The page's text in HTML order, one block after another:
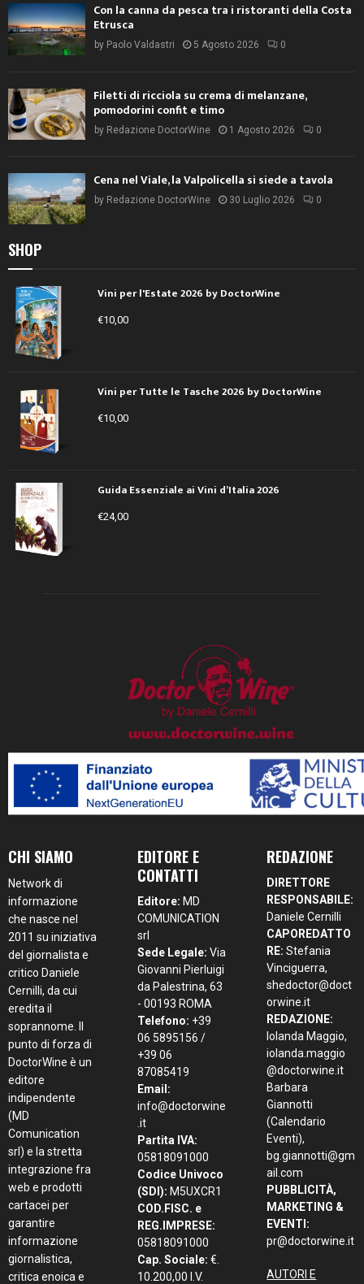
Con la canna da pesca tra i ristoranti della Costa
Etrusca
by Paolo Valdastri 5 Agosto 2026 0
Filetti di ricciola su crema di melanzane,
pomodorini confit e timo
by Redazione DoctorWine 1 Agosto 2026 0
Cena nel Viale, la Valpolicella si siede a tavola
by Redazione DoctorWine 30 Luglio 2026 0
SHOP
Vini per l'Estate 2026 by DoctorWine
€10,00
Vini per Tutte le Tasche 2026 by DoctorWine
€10,00
Guida Essenziale ai Vini d’Italia 2026
€24,00
CHI SIAMO
Network di
informazione
che nasce nel
2011 su iniziativa
del giornalista e
critico Daniele
Cernilli, da cui
eredita il
soprannome. Il
punto di forza di
DoctorWine è un
editore
indipendente
(MD
Comunication
srl) e la stretta
integrazione fra
web e prodotti
cartacei per
garantire
informazione
giornalistica,
critica enoica e
EDITORE E
CONTATTI
Editore: MD
COMUNICATION
srl
Sede Legale: Via
Giovanni Pierluigi
da Palestrina, 63
- 00193 ROMA
Telefono: +39
06 5895156 /
+39 06
87085419
Email:
info@doctorwine
.it
Partita IVA:
05818091000
Codice Univoco
(SDI): M5UXCR1
COD.FISC. e
REG.IMPRESE:
05818091000
Cap. Sociale: €.
10.200,00 I.V.
REDAZIONE
DIRETTORE
RESPONSABILE:
Daniele Cernilli
CAPOREDATTO
RE: Stefania
Vinciguerra,
shedoctor@doct
orwine.it
REDAZIONE:
Iolanda Maggio,
iolanda.maggio
@doctorwine.it
Barbara
Giannotti
(Calendario
Eventi),
bg.giannotti@gm
ail.com
PUBBLICITÀ,
MARKETING &
EVENTI:
pr@doctorwine.it
AUTORI E